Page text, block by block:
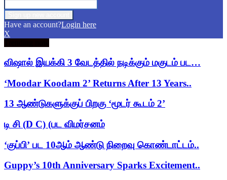
Have an account?Login here
X
விஷால் இயக்கி 3 வேடத்தில் நடிக்கும் மகுடம் பட…
‘Moodar Koodam 2’ Returns After 13 Years..
13 ஆண்டுகளுக்குப் பிறகு ‘மூடர் கூடம் 2’
டி சி (D C) (பட விமர்சனம்
‘குப்பி’ பட 10ஆம் ஆண்டு நிறைவு கொண்டாட்டம்..
Guppy’s 10th Anniversary Sparks Excitement..